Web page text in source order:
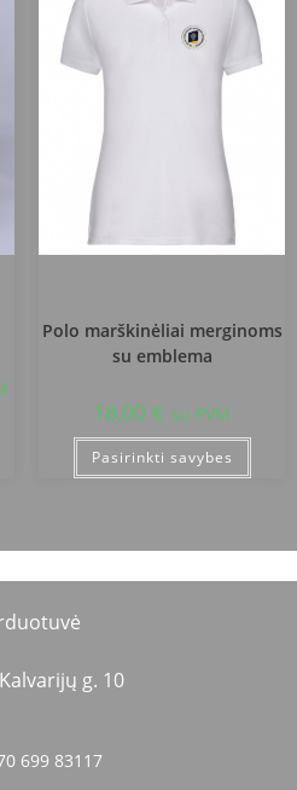
Polo marškinėliai merginoms
su emblema
18,00 € su PVM
Pasirinkti savybes
g. 10
699 83117